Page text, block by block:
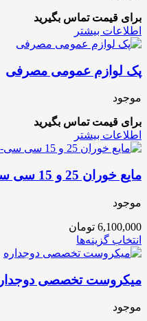
برای قیمت تماس بگیرید
اطلاعات بیشتر
پک لوازم عمومی مصرفی
موجود
برای قیمت تماس بگیرید
اطلاعات بیشتر
مایع خوران 25 و 15 سی سی- پارس خاور
موجود
6,100,000 تومان
انتخاب گزینه‌ها
میکروست تخصصی دوجداره 100 سی سی (10
موجود